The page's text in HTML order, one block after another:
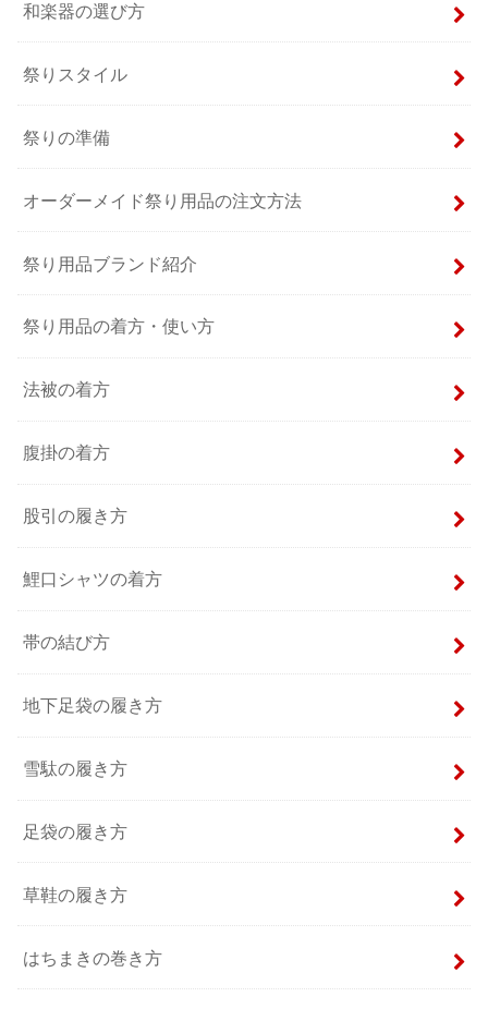
和楽器の選び方
祭りスタイル
祭りの準備
オーダーメイド祭り用品の注文方法
祭り用品ブランド紹介
祭り用品の着方・使い方
法被の着方
腹掛の着方
股引の履き方
鯉口シャツの着方
帯の結び方
地下足袋の履き方
雪駄の履き方
足袋の履き方
草鞋の履き方
はちまきの巻き方